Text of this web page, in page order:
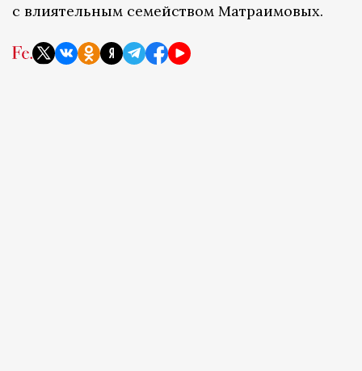
с влиятельным семейством Матраимовых.